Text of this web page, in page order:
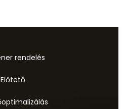
rendelés
Előtető